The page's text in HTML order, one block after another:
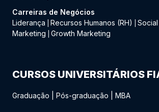
Carreiras de Negócios
Liderança
Recursos Humanos (RH)
Marketing
Growth Marketing
CURSOS UNIVERSITÁRIOS
Graduação Pós-graduação MBA